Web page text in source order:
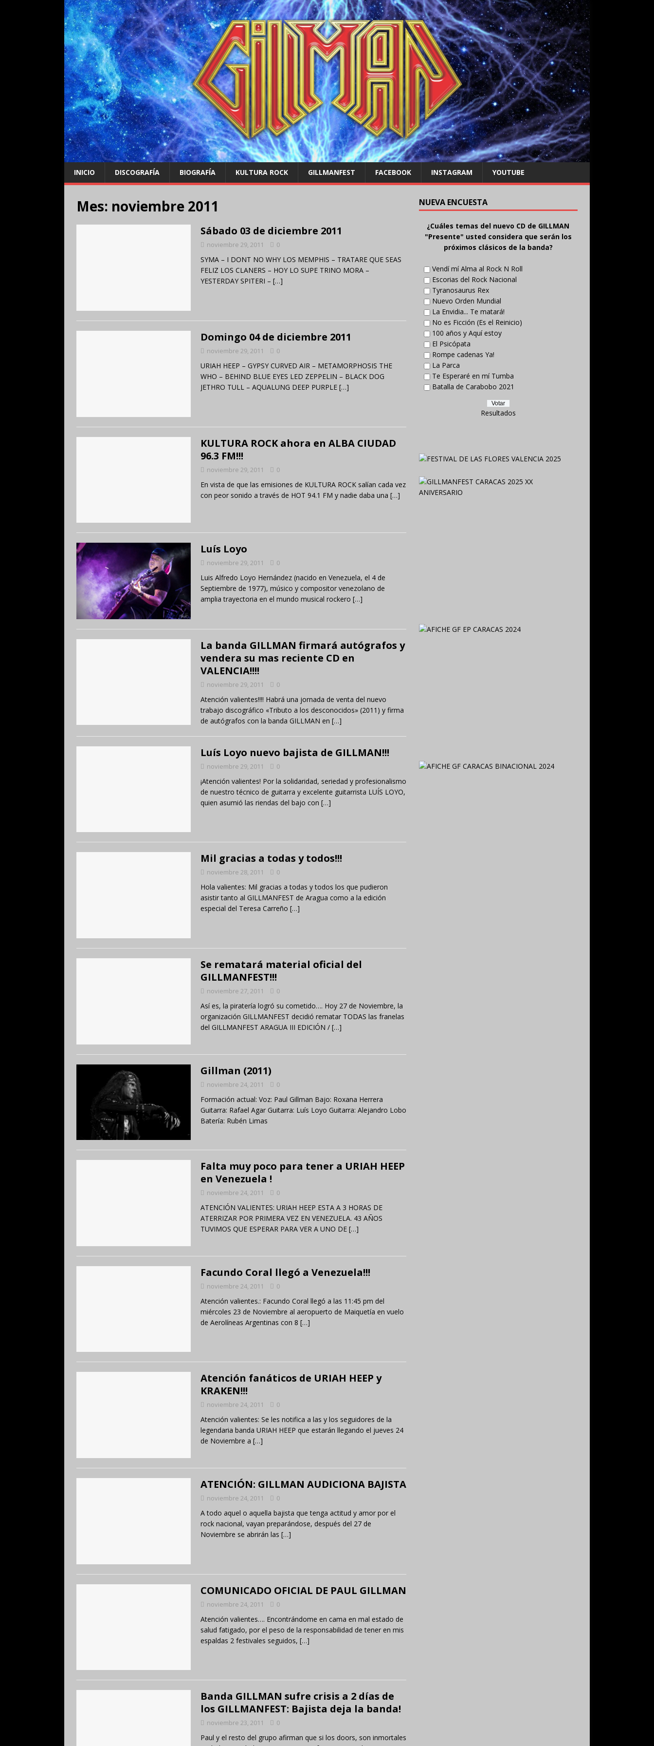
INICIO DISCOGRAFÍA BIOGRAFÍA KULTURA ROCK GILLMANFEST FACEBOOK INSTAGRAM YOUTUBE
Mes: noviembre 2011
Sábado 03 de diciembre 2011
noviembre 29, 2011 0
SYMA – I DONT NO WHY LOS MEMPHIS – TRATARE QUE SEAS
FELIZ LOS CLANERS – HOY LO SUPE TRINO MORA –
YESTERDAY SPITERI – […]
Domingo 04 de diciembre 2011
noviembre 29, 2011 0
URIAH HEEP – GYPSY CURVED AIR – METAMORPHOSIS THE
WHO – BEHIND BLUE EYES LED ZEPPELIN – BLACK DOG
JETHRO TULL – AQUALUNG DEEP PURPLE […]
KULTURA ROCK ahora en ALBA CIUDAD
96.3 FM!!!
noviembre 29, 2011 0
En vista de que las emisiones de KULTURA ROCK salían cada vez
con peor sonido a través de HOT 94.1 FM y nadie daba una […]
Luís Loyo
noviembre 29, 2011 0
Luis Alfredo Loyo Hernández (nacido en Venezuela, el 4 de
Septiembre de 1977), músico y compositor venezolano de
amplia trayectoria en el mundo musical rockero […]
La banda GILLMAN firmará autógrafos y
vendera su mas reciente CD en
VALENCIA!!!!
noviembre 29, 2011 0
Atención valientes!!!! Habrá una jornada de venta del nuevo
trabajo discográfico «Tributo a los desconocidos» (2011) y firma
de autógrafos con la banda GILLMAN en […]
Luís Loyo nuevo bajista de GILLMAN!!!
noviembre 29, 2011 0
¡Atención valientes! Por la solidaridad, seriedad y profesionalismo
de nuestro técnico de guitarra y excelente guitarrista LUÍS LOYO,
quien asumió las riendas del bajo con […]
Mil gracias a todas y todos!!!
noviembre 28, 2011 0
Hola valientes: Mil gracias a todas y todos los que pudieron
asistir tanto al GILLMANFEST de Aragua como a la edición
especial del Teresa Carreño […]
Se rematará material oficial del
GILLMANFEST!!!
noviembre 27, 2011 0
Así es, la piratería logró su cometido…. Hoy 27 de Noviembre, la
organización GILLMANFEST decidió rematar TODAS las franelas
del GILLMANFEST ARAGUA III EDICIÓN / […]
Gillman (2011)
noviembre 24, 2011 0
Formación actual: Voz: Paul Gillman Bajo: Roxana Herrera
Guitarra: Rafael Agar Guitarra: Luís Loyo Guitarra: Alejandro Lobo
Batería: Rubén Limas
Falta muy poco para tener a URIAH HEEP
en Venezuela !
noviembre 24, 2011 0
ATENCIÓN VALIENTES: URIAH HEEP ESTA A 3 HORAS DE
ATERRIZAR POR PRIMERA VEZ EN VENEZUELA. 43 AÑOS
TUVIMOS QUE ESPERAR PARA VER A UNO DE […]
Facundo Coral llegó a Venezuela!!!
noviembre 24, 2011 0
Atención valientes.: Facundo Coral llegó a las 11:45 pm del
miércoles 23 de Noviembre al aeropuerto de Maiquetía en vuelo
de Aerolíneas Argentinas con 8 […]
Atención fanáticos de URIAH HEEP y
KRAKEN!!!
noviembre 24, 2011 0
Atención valientes: Se les notifica a las y los seguidores de la
legendaria banda URIAH HEEP que estarán llegando el jueves 24
de Noviembre a […]
ATENCIÓN: GILLMAN AUDICIONA BAJISTA
noviembre 24, 2011 0
A todo aquel o aquella bajista que tenga actitud y amor por el
rock nacional, vayan preparándose, después del 27 de
Noviembre se abrirán las […]
COMUNICADO OFICIAL DE PAUL GILLMAN
noviembre 24, 2011 0
Atención valientes…. Encontrándome en cama en mal estado de
salud fatigado, por el peso de la responsabilidad de tener en mis
espaldas 2 festivales seguidos, […]
Banda GILLMAN sufre crisis a 2 días de
los GILLMANFEST: Bajista deja la banda!
noviembre 23, 2011 0
Paul y el resto del grupo afirman que si los doors, son inmortales
NUEVA ENCUESTA
¿Cuáles temas del nuevo CD de GILLMAN
"Presente" usted considera que serán los
próximos clásicos de la banda?
Vendí mí Alma al Rock N Roll
Escorias del Rock Nacional
Tyranosaurus Rex
Nuevo Orden Mundial
La Envidia... Te matará!
No es Ficción (Es el Reinicio)
100 años y Aquí estoy
El Psicópata
Rompe cadenas Ya!
La Parca
Te Esperaré en mí Tumba
Batalla de Carabobo 2021
Resultados